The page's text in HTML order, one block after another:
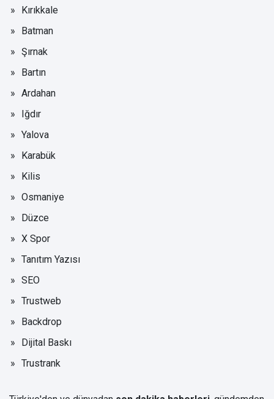
Kırıkkale
Batman
Şırnak
Bartın
Ardahan
Iğdır
Yalova
Karabük
Kilis
Osmaniye
Düzce
X Spor
Tanıtım Yazısı
SEO
Trustweb
Backdrop
Dijital Baskı
Trustrank